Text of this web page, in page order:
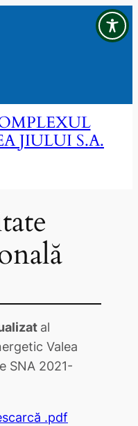
JIULUI S.A.
al
Valea
SNA 2021-
.pdf